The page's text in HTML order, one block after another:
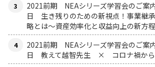
2021前期 NEAシリーズ学習会のご
日 生き残りのための新視点！事業継
略とは〜資産効率化と収益向上の新方程
2021前期 NEAシリーズ学習会のご
日 教えて越智先生 × コロナ禍から